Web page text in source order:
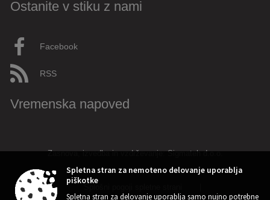
Ostanite v stiku z nami
Facebook
RSS
Vremenska napoved
Spletna stran za nemoteno delovanje uporablja
piškotke
Spletna stran za delovanje uporablja samo nujno potrebne